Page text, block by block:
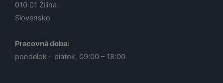
010 01 Žilina
Slovensko
Pracovná doba:
pondelok – piatok, 09:00 – 18:00